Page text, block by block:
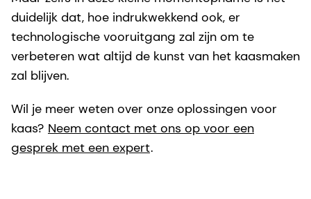
duidelijk dat, hoe indrukwekkend ook, er
technologische vooruitgang zal zijn om te
verbeteren wat altijd de kunst van het kaasmaken
zal blijven.
Wil je meer weten over onze oplossingen voor
kaas? Neem contact met ons op voor een
gesprek met een expert.